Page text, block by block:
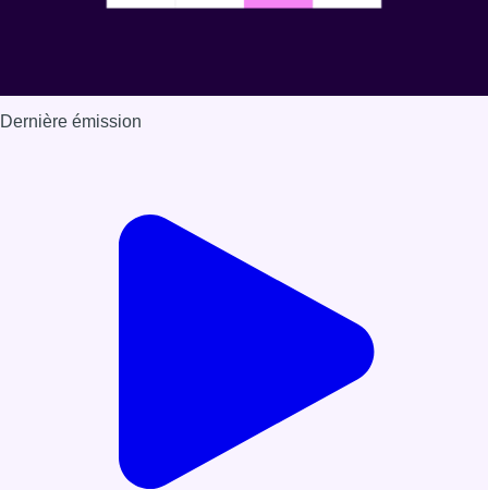
Dernière émission